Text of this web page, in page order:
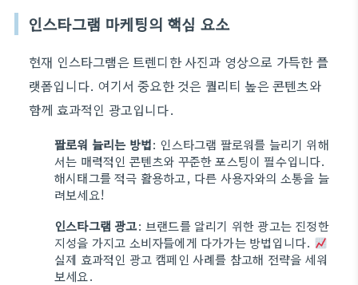
인스타그램 마케팅의 핵심 요소
현재 인스타그램은 트렌디한 사진과 영상으로 가득한 플
랫폼입니다. 여기서 중요한 것은 퀄리티 높은 콘텐츠와
함께 효과적인 광고입니다.
팔로워 늘리는 방법: 인스타그램 팔로워를 늘리기 위해
서는 매력적인 콘텐츠와 꾸준한 포스팅이 필수입니다.
해시태그를 적극 활용하고, 다른 사용자와의 소통을 늘
려보세요!
인스타그램 광고: 브랜드를 알리기 위한 광고는 진정한
지성을 가지고 소비자들에게 다가가는 방법입니다.
실제 효과적인 광고 캠페인 사례를 참고해 전략을 세워
보세요.